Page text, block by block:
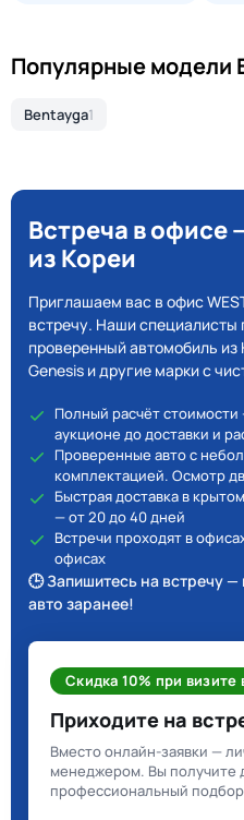
Популярные модели
Bentayga1
Встреча в офисе
из Кореи
Приглашаем вас в офис
встречу. Наши специалисты
проверенный автомобиль
Genesis и другие марки с
Полный расчёт
аукционе до доставки и
Проверенные авто с
комплектацией. Осмотр
Быстрая доставка в
— от 20 до 40 дней
Встречи проходят в
офисах
🕒 Запишитесь на встречу
авто заранее!
Скидка 10% при визите
Приходите на
Вместо онлайн-заявки —
менеджером. Вы получите
профессиональный